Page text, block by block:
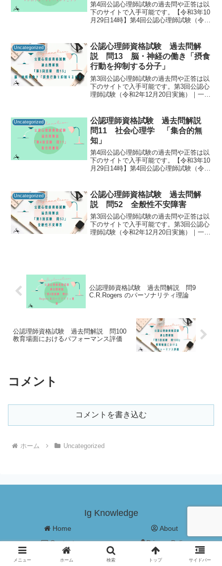
第4回公認心理師試験の過去問や正答は以
下のサイトで入手可能です。【令和3年10
月29日14時】第4回公認心理師試験（令和
ンター 公認心理試験公認心理師資格試験
の過去...
Uncategorized
公認心理師資格試験 過去問解
説 問13 脳・神経の働き「摂食
行動を抑制する分子」
第3回公認心理師試験の過去問や正答は以
下のサイトで入手可能です。第3回公認心
理師試験（令和2年12月20日実施）｜一般
ることで「自分に必要な知識は何か」を
知るための手が...
Uncategorized
公認理師資格試験 過去問解説
問11 社会心理学 「集合的無
知」
第4回公認心理師試験の過去問や正答は以
下のサイトで入手可能です。【令和3年10
月29日14時】第4回公認心理師試験（令和
ンター 公認心理試験公認心理師資格試験
の過去...
Uncategorized
公認心理師資格試験 過去問解
説 問52 全般性不安障害
第3回公認心理師試験の過去問や正答は以
下のサイトで入手可能です。第3回公認心
理師試験（令和2年12月20日実施）｜一般
公認理師資格試験 過去問解説 問9
C.R.Rogers のパーソナリティ理論
公認理師資格試験 過去問解説 問100
教育場面におけるパフォーマンス評価
コメント
コメントを書き込む
ホーム Uncategorized
Ig Knowledge
Home
About
Contact
Privacy Policy
© 2020 Ig Knowledge.
メニュー ホーム 検索 トップ サイドバー